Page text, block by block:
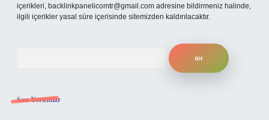
içerikleri, backlinkpanelicomtr@gmail.com adresine bildirmeniz halinde,
ilgili içerikler yasal süre içerisinde sitemizden kaldırılacaktır.
Son Yorumlar